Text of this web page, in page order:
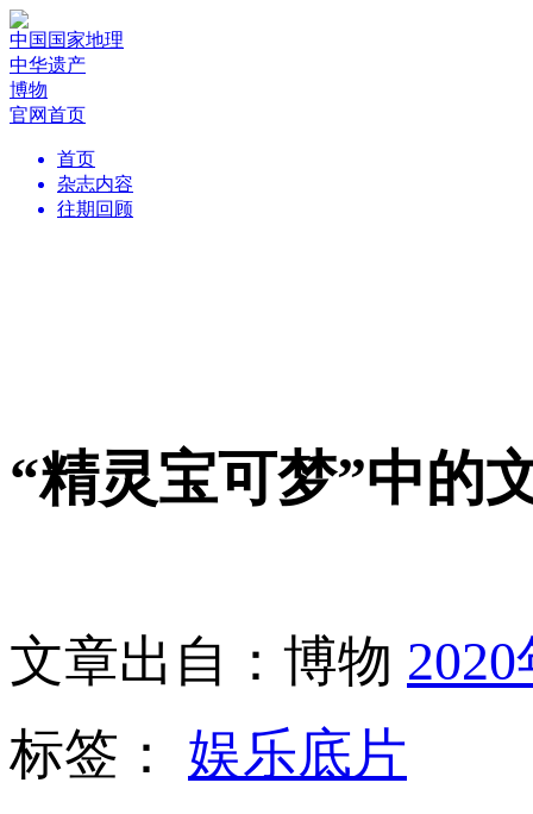
中国国家地理
中华遗产
博物
官网首页
首页
杂志内容
往期回顾
“精灵宝可梦”中的
文章出自：博物
标签： 娱乐底片